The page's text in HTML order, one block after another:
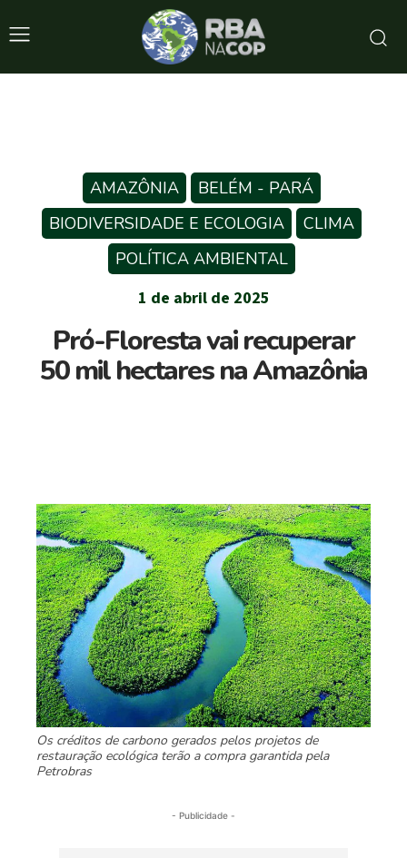
AMAZÔNIA
BELÉM - PARÁ
BIODIVERSIDADE E ECOLOGIA
CLIMA
POLÍTICA AMBIENTAL
1 de abril de 2025
Pró-Floresta vai recuperar
50 mil hectares na Amazônia
Os créditos de carbono gerados pelos projetos de
restauração ecológica terão a compra garantida pela
Petrobras
- Publicidade -